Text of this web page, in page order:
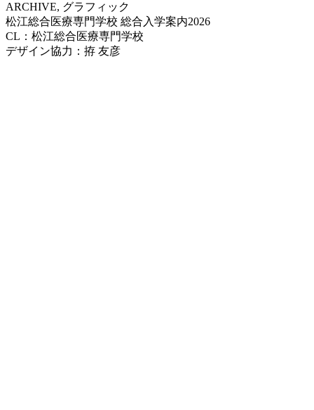
ARCHIVE, グラフィック
松江総合医療専門学校 総合入学案内2026
CL：松江総合医療専門学校
デザイン協力：拵 友彦